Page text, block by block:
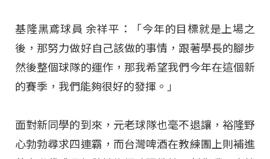
基隆黑鳶球員 余祥平：「今年的目標就是上場之
後，那努力做好自己該做的事情，跟著學長的腳步
然後整個球隊的運作，那我希望我們今年在這個新
的賽季，我們能夠很好的發揮。」​
面對新同學的到來，元老球隊也毫不退讓，裕隆野
心勃勃尋求四連霸，而台灣啤酒在教練團上則補進